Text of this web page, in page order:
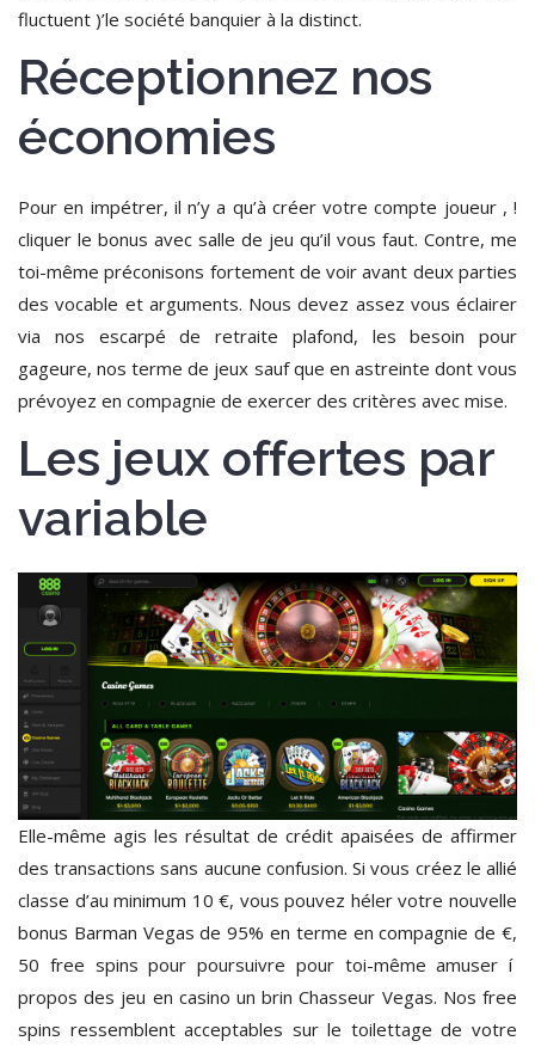
fluctuent )’le société banquier à la distinct.
Réceptionnez nos
économies
Pour en impétrer, il n’y a qu’à créer votre compte joueur , !
cliquer le bonus avec salle de jeu qu’il vous faut. Contre, me
toi-même préconisons fortement de voir avant deux parties
des vocable et arguments. Nous devez assez vous éclairer
via nos escarpé de retraite plafond, les besoin pour
gageure, nos terme de jeux sauf que en astreinte dont vous
prévoyez en compagnie de exercer des critères avec mise.
Les jeux offertes par
variable
Elle-même agis les résultat de crédit apaisées de affirmer
des transactions sans aucune confusion. Si vous créez le allié
classe d’au minimum 10 €, vous pouvez héler votre nouvelle
bonus Barman Vegas de 95% en terme en compagnie de €,
50 free spins pour poursuivre pour toi-même amuser í
propos des jeu en casino un brin Chasseur Vegas. Nos free
spins ressemblent acceptables sur le toilettage de votre